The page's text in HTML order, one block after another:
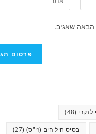
הבאה שאגיב.
לנקרי (48)
בסיס חיל הים (זי"ס)(27)